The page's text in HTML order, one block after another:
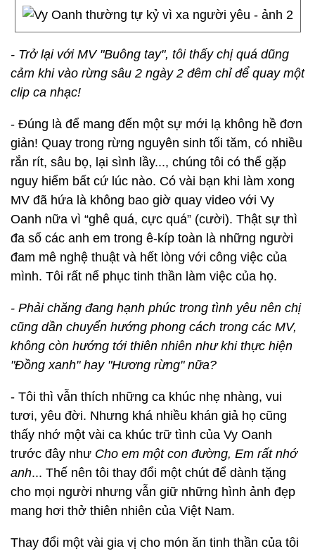
- Trở lại với MV "Buông tay", tôi thấy chị quá dũng
cảm khi vào rừng sâu 2 ngày 2 đêm chỉ để quay một
clip ca nhạc!
- Đúng là để mang đến một sự mới lạ không hề đơn
giản! Quay trong rừng nguyên sinh tối tăm, có nhiều
rắn rít, sâu bọ, lại sình lầy..., chúng tôi có thể gặp
nguy hiểm bất cứ lúc nào. Có vài bạn khi làm xong
MV đã hứa là không bao giờ quay video với Vy
Oanh nữa vì “ghê quá, cực quá” (cười). Thật sự thì
đa số các anh em trong ê-kíp toàn là những người
đam mê nghệ thuật và hết lòng với công việc của
mình. Tôi rất nể phục tinh thần làm việc của họ.
- Phải chăng đang hạnh phúc trong tình yêu nên chị
cũng dần chuyển hướng phong cách trong các MV,
không còn hướng tới thiên nhiên như khi thực hiện
"Đồng xanh" hay "Hương rừng" nữa?
- Tôi thì vẫn thích những ca khúc nhẹ nhàng, vui
tươi, yêu đời. Nhưng khá nhiều khán giả họ cũng
thấy nhớ một vài ca khúc trữ tình của Vy Oanh
trước đây như Cho em một con đường, Em rất nhớ
anh... Thế nên tôi thay đổi một chút để dành tặng
cho mọi người nhưng vẫn giữ những hình ảnh đẹp
mang hơi thở thiên nhiên của Việt Nam.
Thay đổi một vài gia vị cho món ăn tinh thần của tôi